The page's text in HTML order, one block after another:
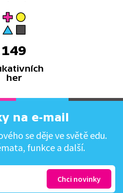
149
her
na e-mail
se děje ve světě edu.
funkce a další.